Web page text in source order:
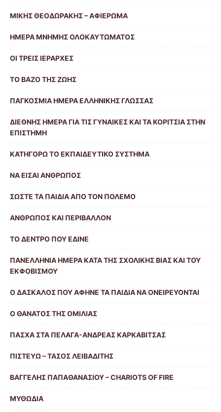
ΜΙΚΗΣ ΘΕΟΔΩΡΑΚΗΣ – ΑΦΙΕΡΩΜΑ
ΗΜΕΡΑ ΜΝΗΜΗΣ ΟΛΟΚΑΥΤΩΜΑΤΟΣ
ΟΙ ΤΡΕΙΣ ΙΕΡΑΡΧΕΣ
ΤΟ ΒΑΖΟ ΤΗΣ ΖΩΗΣ
ΠΑΓΚΟΣΜΙΑ ΗΜΕΡΑ ΕΛΛΗΝΙΚΗΣ ΓΛΩΣΣΑΣ
ΔΙΕΘΝΗΣ ΗΜΕΡΑ ΓΙΑ ΤΙΣ ΓΥΝΑΙΚΕΣ ΚΑΙ ΤΑ ΚΟΡΙΤΣΙΑ ΣΤΗΝ
ΕΠΙΣΤΗΜΗ
ΚΑΤΗΓΟΡΩ ΤΟ ΕΚΠΑΙΔΕΥΤΙΚΟ ΣΥΣΤΗΜΑ
ΝΑ ΕΙΣΑΙ ΑΝΘΡΩΠΟΣ
ΣΩΣΤΕ ΤΑ ΠΑΙΔΙΑ ΑΠΟ ΤΟΝ ΠΟΛΕΜΟ
ΑΝΘΡΩΠΟΣ ΚΑΙ ΠΕΡΙΒΑΛΛΟΝ
ΤΟ ΔΕΝΤΡΟ ΠΟΥ ΕΔΙΝΕ
ΠΑΝΕΛΛΗΝΙΑ ΗΜΕΡΑ ΚΑΤΑ ΤΗΣ ΣΧΟΛΙΚΗΣ ΒΙΑΣ ΚΑΙ ΤΟΥ
ΕΚΦΟΒΙΣΜΟΥ
Ο ΔΑΣΚΑΛΟΣ ΠΟΥ ΑΦΗΝΕ ΤΑ ΠΑΙΔΙΑ ΝΑ ΟΝΕΙΡΕΥΟΝΤΑΙ
Ο ΘΑΝΑΤΟΣ ΤΗΣ ΟΜΙΛΙΑΣ
ΠΑΣΧΑ ΣΤΑ ΠΕΛΑΓΑ-ΑΝΔΡΕΑΣ ΚΑΡΚΑΒΙΤΣΑΣ
ΠΙΣΤΕΥΩ – ΤΑΣΟΣ ΛΕΙΒΑΔΙΤΗΣ
ΒΑΓΓΕΛΗΣ ΠΑΠΑΘΑΝΑΣΙΟΥ – CHARIOTS OF FIRE
ΜΥΘΩΔΙΑ